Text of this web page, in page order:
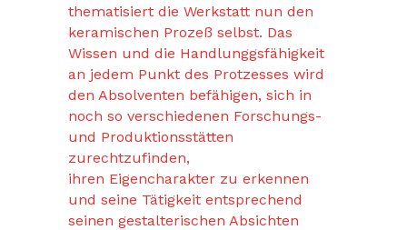
thematisiert die Werkstatt nun den
keramischen Prozeß selbst. Das
Wissen und die Handlunggsfähigkeit
an jedem Punkt des Protzesses wird
den Absolventen befähigen, sich in
noch so verschiedenen Forschungs-
und Produktionsstätten
zurechtzufinden,
ihren Eigencharakter zu erkennen
und seine Tätigkeit entsprechend
seinen gestalterischen Absichten